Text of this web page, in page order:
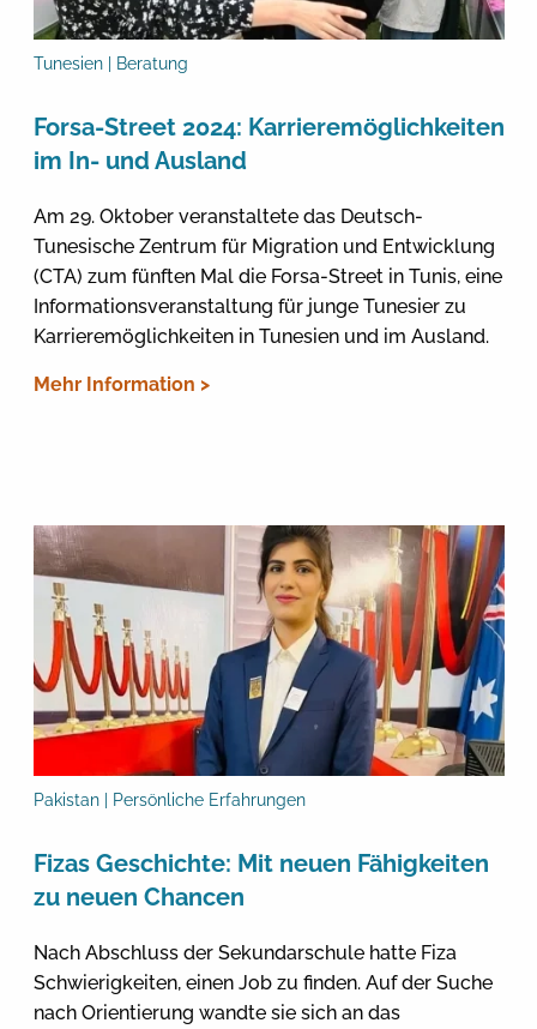
Tunesien | Beratung
Forsa-Street 2024: Karrieremöglichkeiten
im In- und Ausland
Am 29. Oktober veranstaltete das Deutsch-
Tunesische Zentrum für Migration und Entwicklung
(CTA) zum fünften Mal die Forsa-Street in Tunis, eine
Informationsveranstaltung für junge Tunesier zu
Karrieremöglichkeiten in Tunesien und im Ausland.
Mehr Information >
Pakistan | Persönliche Erfahrungen
Fizas Geschichte: Mit neuen Fähigkeiten
zu neuen Chancen
Nach Abschluss der Sekundarschule hatte Fiza
Schwierigkeiten, einen Job zu finden. Auf der Suche
nach Orientierung wandte sie sich an das